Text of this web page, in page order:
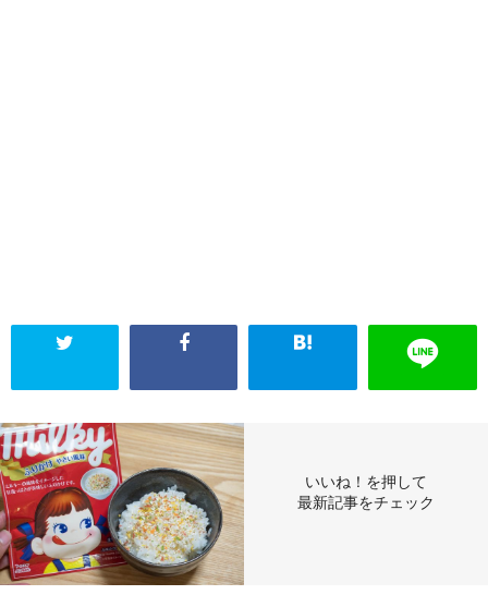
いいね！を押して
最新記事をチェック